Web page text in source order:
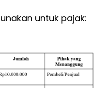
untuk pajak: